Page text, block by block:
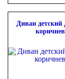
Диван